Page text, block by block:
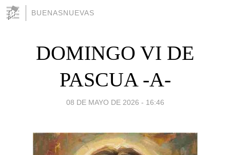
BUENASNUEVAS
DOMINGO VI DE
PASCUA -A-
08 DE MAYO DE 2026 - 16:46